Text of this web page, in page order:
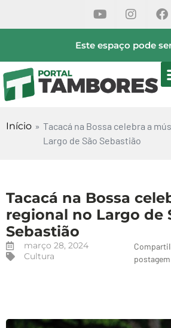
Este espaço pode
Início » Tacacá na Bossa celebra a
Largo de São Sebastião
Tacacá na Bossa
regional no Largo de
Sebastião
março 28, 2024
Cultura